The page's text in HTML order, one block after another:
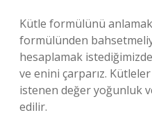
Kütle formülünü
formülünden
hesaplamak
ve enini çarparız.
istenen değer yoğunluk
edilir.